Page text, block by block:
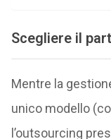
Scegliere il
Mentre la
unico modello
l’outsourcing